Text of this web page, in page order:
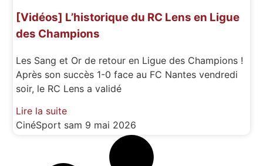
[Vidéos] L’historique du RC Lens en Ligue
des Champions
Les Sang et Or de retour en Ligue des Champions !
Après son succès 1-0 face au FC Nantes vendredi
soir, le RC Lens a validé
Lire la suite
CinéSport sam 9 mai 2026